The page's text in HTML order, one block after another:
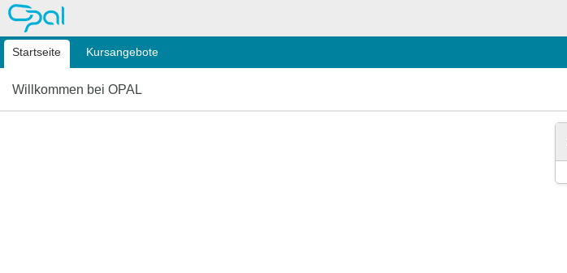
OPAL
Startseite Kursangebote
Willkommen bei OPAL